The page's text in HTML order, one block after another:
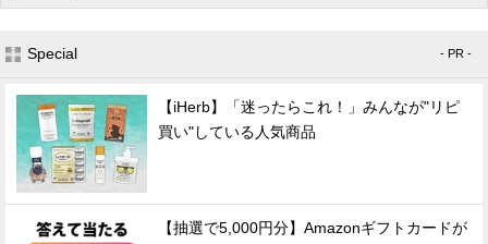
Special - PR -
【iHerb】「迷ったらこれ！」みんなが"リピ
買い"している人気商品
【抽選で5,000円分】Amazonギフトカードが